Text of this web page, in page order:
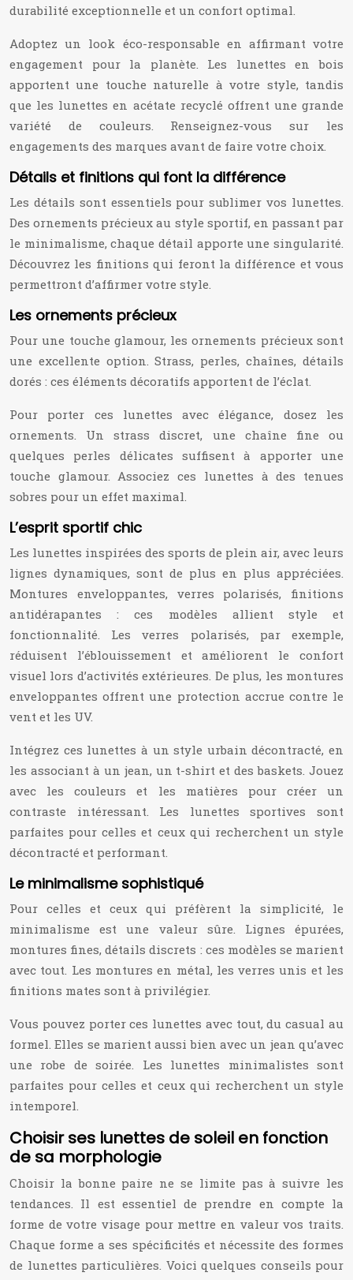
durabilité exceptionnelle et un confort optimal.
Adoptez un look éco-responsable en affirmant votre
engagement pour la planète. Les lunettes en bois
apportent une touche naturelle à votre style, tandis
que les lunettes en acétate recyclé offrent une grande
variété de couleurs. Renseignez-vous sur les
engagements des marques avant de faire votre choix.
Détails et finitions qui font la différence
Les détails sont essentiels pour sublimer vos lunettes.
Des ornements précieux au style sportif, en passant par
le minimalisme, chaque détail apporte une singularité.
Découvrez les finitions qui feront la différence et vous
permettront d’affirmer votre style.
Les ornements précieux
Pour une touche glamour, les ornements précieux sont
une excellente option. Strass, perles, chaînes, détails
dorés : ces éléments décoratifs apportent de l’éclat.
Pour porter ces lunettes avec élégance, dosez les
ornements. Un strass discret, une chaîne fine ou
quelques perles délicates suffisent à apporter une
touche glamour. Associez ces lunettes à des tenues
sobres pour un effet maximal.
L’esprit sportif chic
Les lunettes inspirées des sports de plein air, avec leurs
lignes dynamiques, sont de plus en plus appréciées.
Montures enveloppantes, verres polarisés, finitions
antidérapantes : ces modèles allient style et
fonctionnalité. Les verres polarisés, par exemple,
réduisent l’éblouissement et améliorent le confort
visuel lors d’activités extérieures. De plus, les montures
enveloppantes offrent une protection accrue contre le
vent et les UV.
Intégrez ces lunettes à un style urbain décontracté, en
les associant à un jean, un t-shirt et des baskets. Jouez
avec les couleurs et les matières pour créer un
contraste intéressant. Les lunettes sportives sont
parfaites pour celles et ceux qui recherchent un style
décontracté et performant.
Le minimalisme sophistiqué
Pour celles et ceux qui préfèrent la simplicité, le
minimalisme est une valeur sûre. Lignes épurées,
montures fines, détails discrets : ces modèles se marient
avec tout. Les montures en métal, les verres unis et les
finitions mates sont à privilégier.
Vous pouvez porter ces lunettes avec tout, du casual au
formel. Elles se marient aussi bien avec un jean qu’avec
une robe de soirée. Les lunettes minimalistes sont
parfaites pour celles et ceux qui recherchent un style
intemporel.
Choisir ses lunettes de soleil en fonction
de sa morphologie
Choisir la bonne paire ne se limite pas à suivre les
tendances. Il est essentiel de prendre en compte la
forme de votre visage pour mettre en valeur vos traits.
Chaque forme a ses spécificités et nécessite des formes
de lunettes particulières. Voici quelques conseils pour